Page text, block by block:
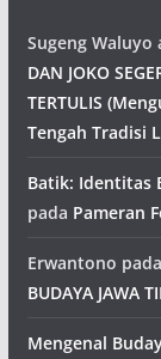
Sugeng Waluyo
DAN JOKO
TERTULIS
Tengah Tradisi
Batik: Identitas
pada Pameran
Erwantono pada
BUDAYA JAWA
Mengenal